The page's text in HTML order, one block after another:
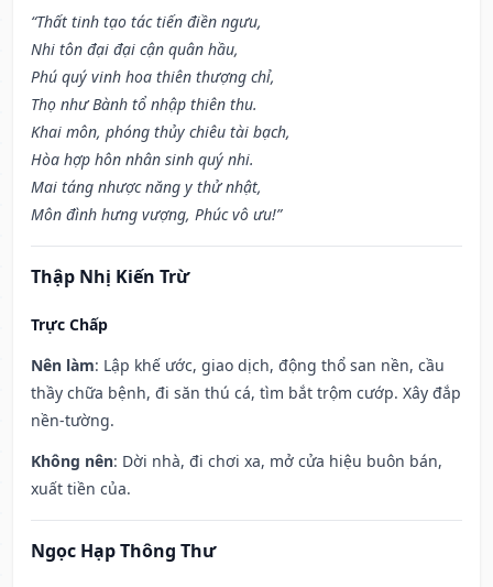
“Thất tinh tạo tác tiến điền ngưu,
Nhi tôn đại đại cận quân hầu,
Phú quý vinh hoa thiên thượng chỉ,
Thọ như Bành tổ nhập thiên thu.
Khai môn, phóng thủy chiêu tài bạch,
Hòa hợp hôn nhân sinh quý nhi.
Mai táng nhược năng y thử nhật,
Môn đình hưng vượng, Phúc vô ưu!”
Thập Nhị Kiến Trừ
Trực Chấp
Nên làm: Lập khế ước, giao dịch, động thổ san nền, cầu
thầy chữa bệnh, đi săn thú cá, tìm bắt trộm cướp. Xây đắp
nền-tường.
Không nên: Dời nhà, đi chơi xa, mở cửa hiệu buôn bán,
xuất tiền của.
Ngọc Hạp Thông Thư